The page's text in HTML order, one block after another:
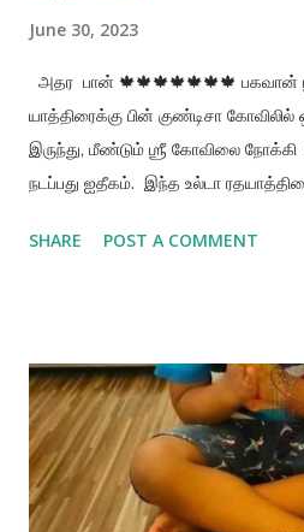
June 30, 2023
அதர பான் 🍁🍁🍁🍁🍁🍁🍁 பகவான்
யாத்திரைக்கு பின் குண்டிசா
இருந்து, மீண்டும் ஶ்ரீ கோவிலை நோக்கி
நடப்பது ஐதீகம். இந்த உல்டா
பான என்ற புத்துணர்ச்சி ஊட்டும்
இந்தப் பொருள்கள் தவிர துளசி போன்ற
இந்த பானத்தில் சேர்க்கப்படுகிறது.
விக்கிரகங்களின் உதடுகளை
குவளைகளின் மூலம்
குவளைகளில் நிரப்பப்பட்டு ஒவ்வொரு
SHARE POST A COMMENT